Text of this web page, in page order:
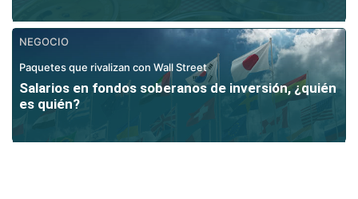
NEGOCIO
Paquetes que rivalizan con Wall Street
Salarios en fondos soberanos de inversión, ¿quién
es quién?